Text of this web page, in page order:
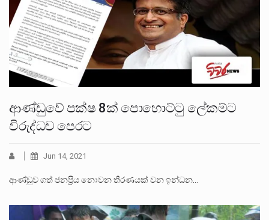
ආණ්ඩුවේ පක්ෂ 8ක් පොහොට්ටු ලේකම්ට
විරුද්ධව පෙරට
Jun 14, 2021
ආණ්ඩුව ගත් ජනප්‍රිය නොවන තීරණයක් වන ඉන්ධන…